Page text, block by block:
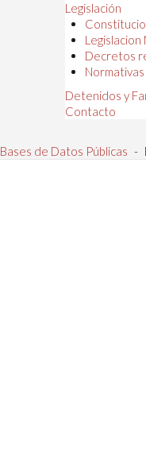
Legislación
Legislacion
Decretos
Detenidos y
Contacto
Bases de Datos Públicas -